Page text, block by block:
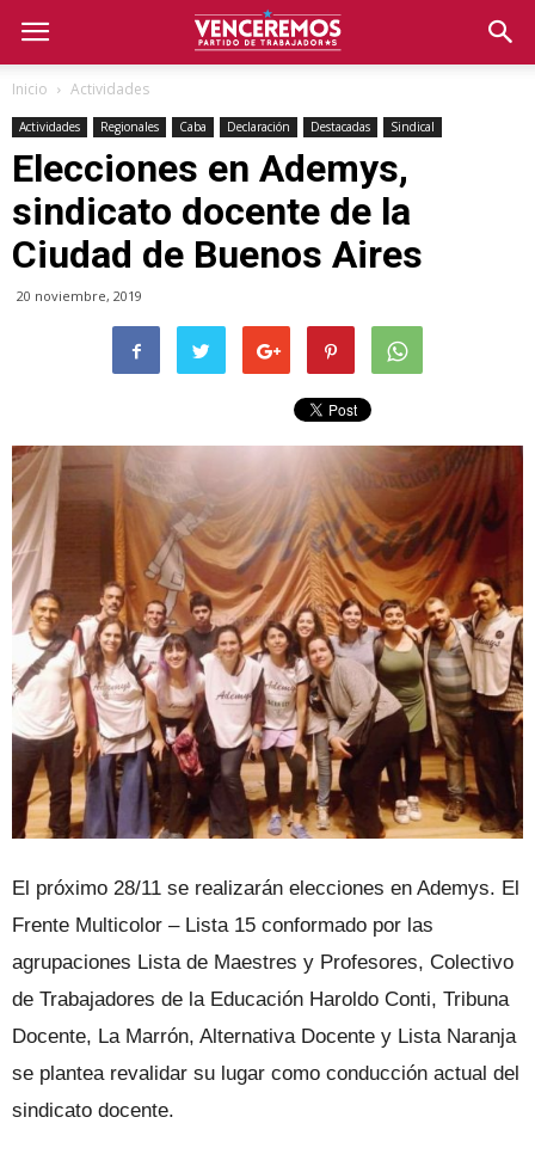
Inicio Actividades
Actividades Regionales Caba Declaración Destacadas Sindical
Elecciones en Ademys,
sindicato docente de la
Ciudad de Buenos Aires
20 noviembre, 2019
El próximo 28/11 se realizarán elecciones en Ademys. El
Frente Multicolor – Lista 15 conformado por las
agrupaciones Lista de Maestres y Profesores, Colectivo
de Trabajadores de la Educación Haroldo Conti, Tribuna
Docente, La Marrón, Alternativa Docente y Lista Naranja
se plantea revalidar su lugar como conducción actual del
sindicato docente.